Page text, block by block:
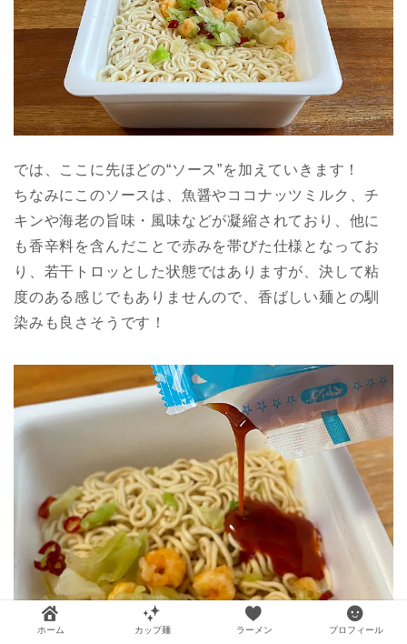
では、ここに先ほどの“ソース”を加えていきます！
ちなみにこのソースは、魚醤やココナッツミルク、チ
キンや海老の旨味・風味などが凝縮されており、他に
も香辛料を含んだことで赤みを帯びた仕様となってお
り、若干トロッとした状態ではありますが、決して粘
度のある感じでもありませんので、香ばしい麺との馴
染みも良さそうです！
ホーム カップ麺 ラーメン プロフィール